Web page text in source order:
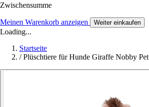
Zwischensumme
Meinen Warenkorb anzeigen Weiter einkaufen
Loading...
Startseite
/ Plüschtiere für Hunde Giraffe Nobby Pet